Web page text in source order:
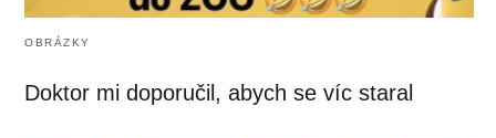
OBRÁZKY
Doktor mi doporučil, abych se víc staral